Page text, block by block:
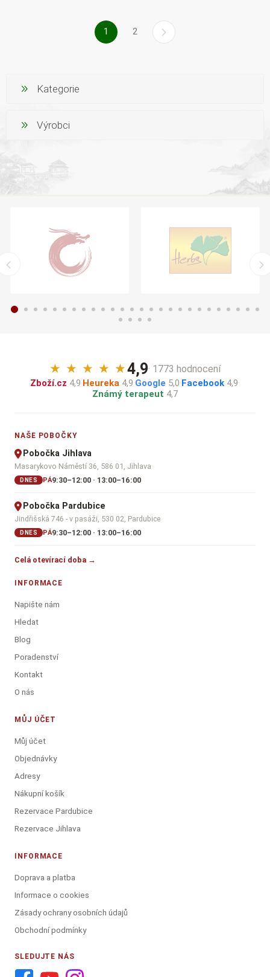
1 2
Kategorie
Výrobci
★ ★ ★ ★ ★4,9· 1773 hodnocení
Zboží.cz 4,9·Heureka 4,9·Google 5,0·Facebook 4,9·
Známý terapeut 4,7
NAŠE POBOČKY
Pobočka Jihlava
Masarykovo Náměstí 36, 586 01, Jihlava
DNES PÁ9:30–12:00 · 13:00–16:00
Pobočka Pardubice
Jindřišská 746 - v pasáži, 530 02, Pardubice
DNES PÁ9:30–12:00 · 13:00–16:00
Celá otevírací doba →
INFORMACE
Napište nám
Hledat
Blog
Poradenství
Kontakt
O nás
MŮJ ÚČET
Můj účet
Objednávky
Adresy
Nákupní košík
Rezervace Pardubice
Rezervace Jihlava
INFORMACE
Doprava a platba
Informace o cookies
Zásady ochrany osobních údajů
Obchodní podmínky
SLEDUJTE NÁS